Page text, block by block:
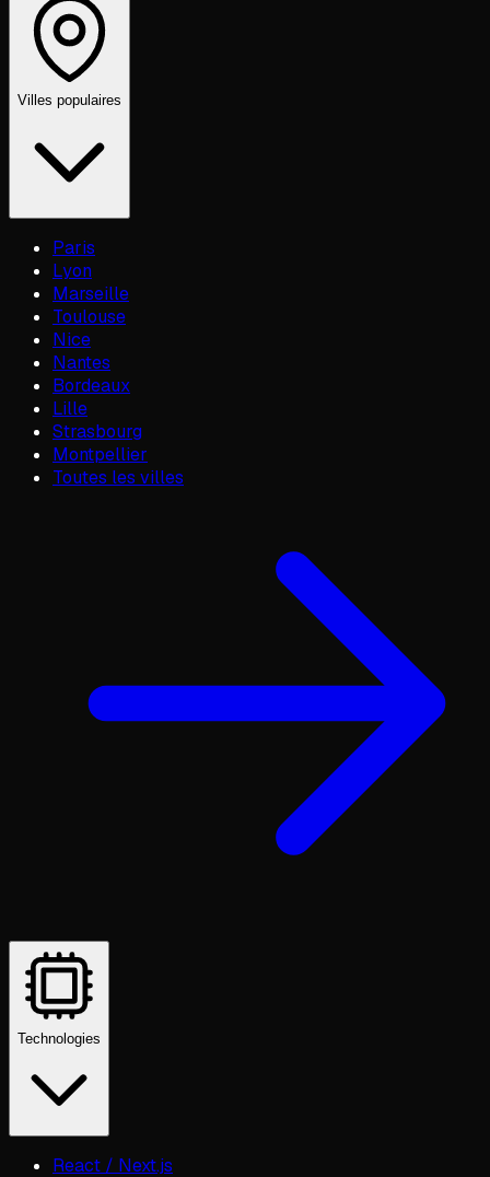
Villes populaires
Paris
Lyon
Marseille
Toulouse
Nice
Nantes
Bordeaux
Lille
Strasbourg
Montpellier
Toutes les villes
Technologies
React / Next.js